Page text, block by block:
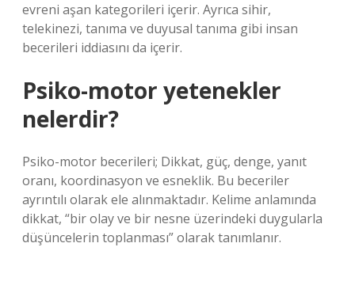
evreni aşan kategorileri içerir. Ayrıca sihir,
telekinezi, tanıma ve duyusal tanıma gibi insan
becerileri iddiasını da içerir.
Psiko-motor yetenekler
nelerdir?
Psiko-motor becerileri; Dikkat, güç, denge, yanıt
oranı, koordinasyon ve esneklik. Bu beceriler
ayrıntılı olarak ele alınmaktadır. Kelime anlamında
dikkat, “bir olay ve bir nesne üzerindeki duygularla
düşüncelerin toplanması” olarak tanımlanır.